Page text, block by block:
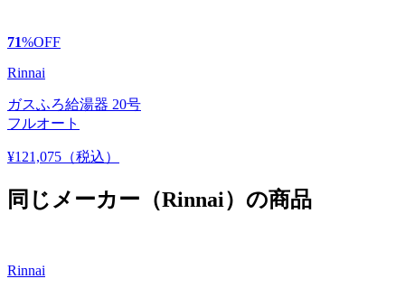
71%OFF
Rinnai
ガスふろ給湯器 20号
フルオート
¥121,075 （税込）
同じメーカー（Rinnai）の商品
Rinnai